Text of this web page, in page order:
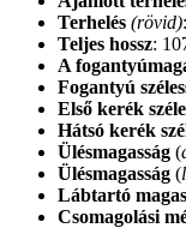
Terhelés (rövid)
Teljes hossz:
A
Fogantyú
Első kerék
Hátsó kerék
Ülésmagasság (
Ülésmagasság (
Lábtartó
Csomagolási